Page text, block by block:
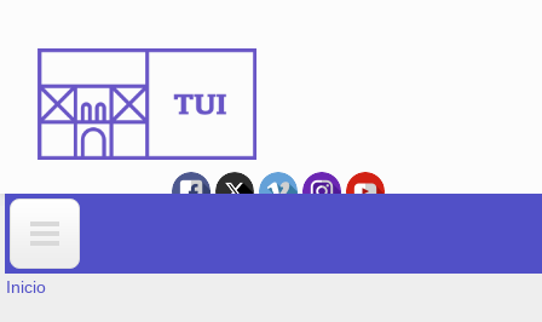
Formulario de busca
VOSTEDE ESTÁ AQUÍ
Inicio